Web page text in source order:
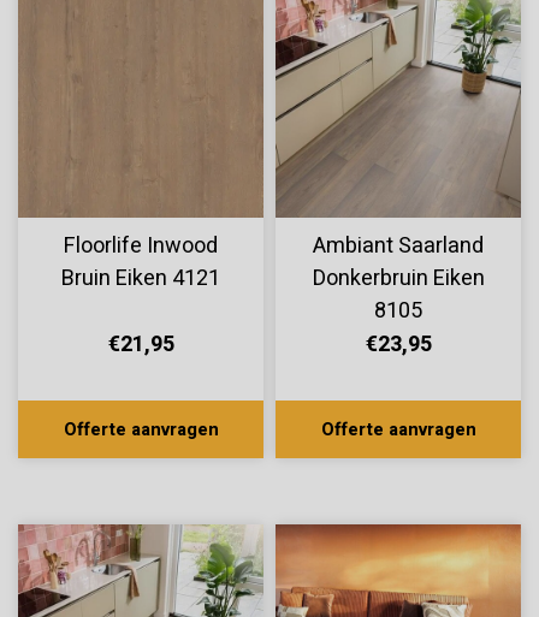
Floorlife Inwood
Bruin Eiken 4121
€21,95
Offerte aanvragen
Ambiant Saarland
Donkerbruin Eiken
8105
€23,95
Offerte aanvragen